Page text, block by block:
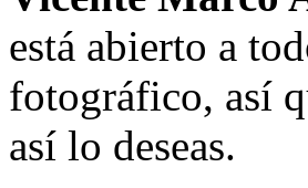
está abierto a
fotográfico, así
así lo deseas.